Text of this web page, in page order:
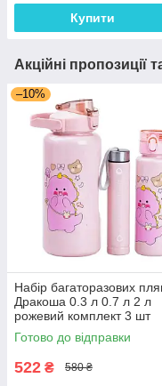
Купити
Акційні пропозиції
–10%
Набір багаторазових
Дракоша 0.3 л 0.7 л 2 л
рожевий комплект 3 шт
Готово до відправки
522 ₴ 580 ₴